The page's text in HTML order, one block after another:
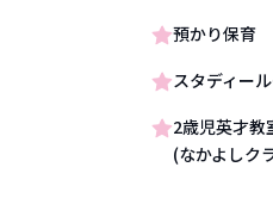
預かり保育
スタディー
2歳児英才教
(なかよしク